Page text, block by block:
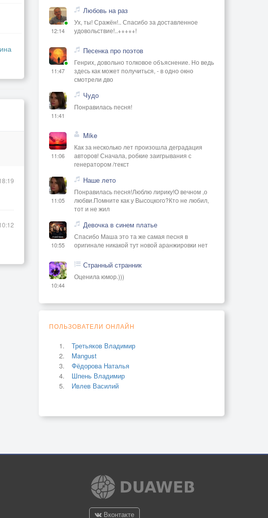
12:14
Любовь на раз
Ух, ты! Сражён!.. Спасибо за доставленное
удовольствие!..+++++!
11:47
Песенка про поэтов
Генрих, довольно толковое объяснение. Но ведь
здесь как может получиться, - в одно окно
смотрели дво
11:41
Чудо
Понравилась песня!
11:06
Mike
Как за несколько лет произошла деградация
авторов! Сначала, робкие заигрывания с
генератором /текст
11:05
Наше лето
Понравилась песня!Люблю лирику!О вечном ,о
любви.Помните как у Высоцкого?Кто не любил,
тот и не жил
10:55
Девочка в синем платье
Спасибо Маша это та же самая песня в
оригинале никакой тут новой аранжировки нет
10:44
Странный странник
Оценила юмор.)))
ПОЛЬЗОВАТЕЛИ ОНЛАЙН
Третьяков Владимир
Mangust
Фёдорова Наталья
Шпень Владимир
Ивлев Василий
Вконтакте